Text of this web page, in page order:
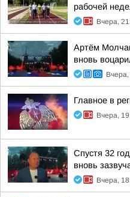
рабочей
Вчера,
Артём
вновь
Главное в
Вчера,
Спустя 32
вновь
Вчера,